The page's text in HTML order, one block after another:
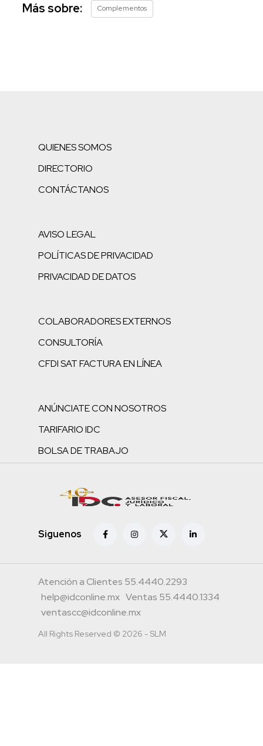
Más sobre: Complementos
QUIENES SOMOS
DIRECTORIO
CONTÁCTANOS
AVISO LEGAL
POLÍTICAS DE PRIVACIDAD
PRIVACIDAD DE DATOS
COLABORADORES EXTERNOS
CONSULTORÍA
CFDI SAT FACTURA EN LÍNEA
ANÚNCIATE CON NOSOTROS
TARIFARIO IDC
BOLSA DE TRABAJO
Siguenos
Atención a Clientes 55.4440.2293
help@idconline.mx Ventas 55.4440.1334
ventascc@idconline.mx
All Rights Reserved © 2026 - SLM